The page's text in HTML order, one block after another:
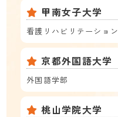
甲南女子大学
看護リハビリテーショ
京都外国語大学
外国語学部
桃山学院大学